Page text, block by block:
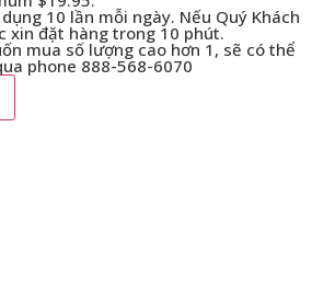
10 lần mỗi ngày. Nếu Quý Khách
xin đặt hàng trong 10 phút.
mua số lượng cao hơn 1, sẽ có thể
phone 888-568-6070